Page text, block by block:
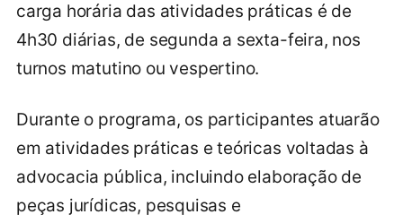
carga horária das atividades práticas é de
4h30 diárias, de segunda a sexta-feira, nos
turnos matutino ou vespertino.
Durante o programa, os participantes atuarão
em atividades práticas e teóricas voltadas à
advocacia pública, incluindo elaboração de
peças jurídicas, pesquisas e